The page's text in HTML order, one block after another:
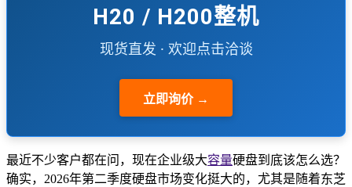
H20 / H200整机
现货直发 · 欢迎点击洽谈
立即询价 →
最近不少客户都在问，现在企业级大容量硬盘到底该怎么选？
确实，2026年第二季度硬盘市场变化挺大的，尤其是随着东芝